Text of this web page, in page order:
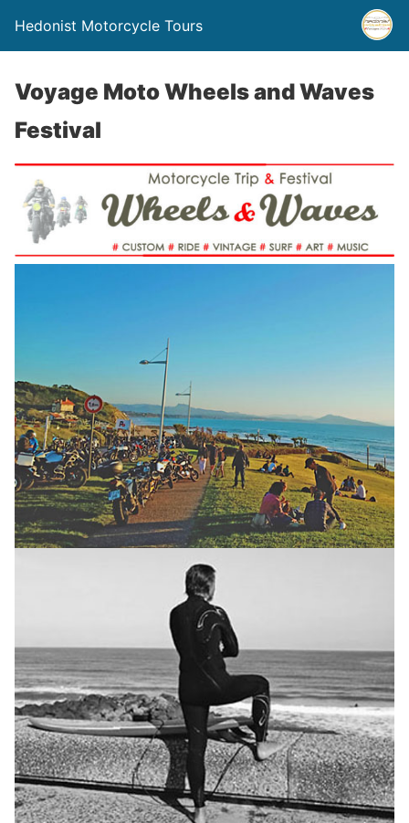
Hedonist Motorcycle Tours
Voyage Moto Wheels and Waves
Festival